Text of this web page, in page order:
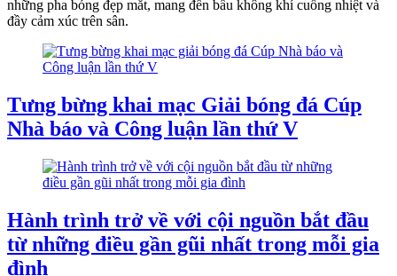
những pha bóng đẹp mắt, mang đến bầu không khí cuồng nhiệt và
đầy cảm xúc trên sân.
Tưng bừng khai mạc Giải bóng đá Cúp
Nhà báo và Công luận lần thứ V
Hành trình trở về với cội nguồn bắt đầu
từ những điều gần gũi nhất trong mỗi gia
đình